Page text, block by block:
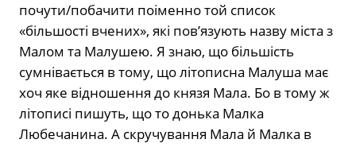
почути/побачити поіменно той список
«більшості вчених», які пов’язують назву міста з
Малом та Малушею. Я знаю, що більшість
сумнівається в тому, що літописна Малуша має
хоч яке відношення до князя Мала. Бо в тому ж
літописі пишуть, що то донька Малка
Любечанина. А скручування Мала й Малка в